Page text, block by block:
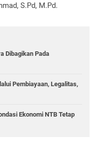
S.Pd, M.Pd.
Dibagikan Pada
Pembiayaan, Legalitas,
Ekonomi NTB Tetap